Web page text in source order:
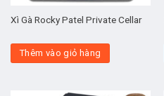
Xì Gà Rocky Patel Private Cellar
Thêm vào giỏ hàng